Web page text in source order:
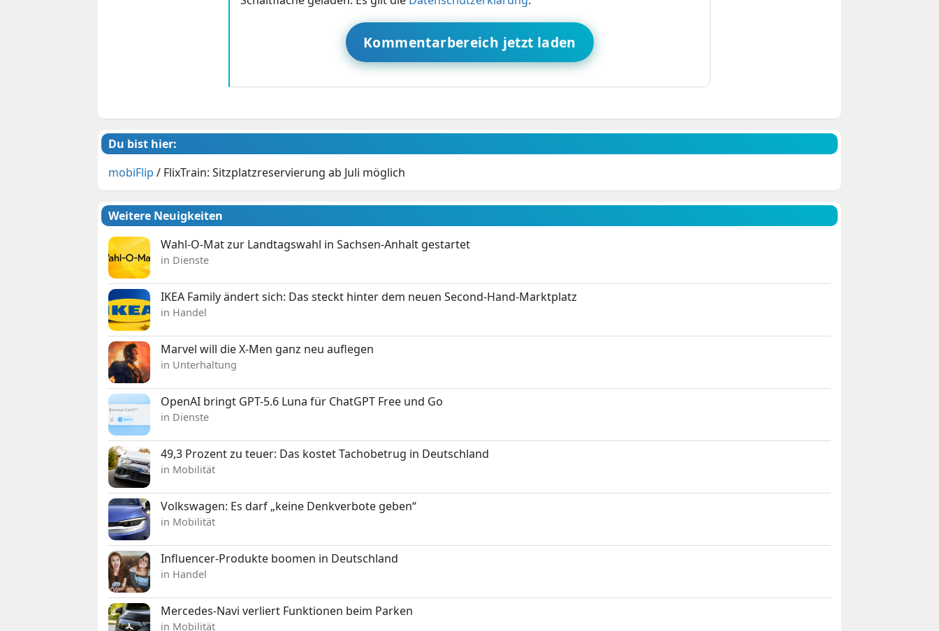
Kommentarbereich jetzt laden
Du bist hier:
mobiFlip / FlixTrain: Sitzplatzreservierung ab Juli möglich
Weitere Neuigkeiten
Wahl-O-Mat zur Landtagswahl in Sachsen-Anhalt gestartet
in Dienste
IKEA Family ändert sich: Das steckt hinter dem neuen Second-Hand-Marktplatz
in Handel
Marvel will die X-Men ganz neu auflegen
in Unterhaltung
OpenAI bringt GPT-5.6 Luna für ChatGPT Free und Go
in Dienste
49,3 Prozent zu teuer: Das kostet Tachobetrug in Deutschland
in Mobilität
Volkswagen: Es darf „keine Denkverbote geben“
in Mobilität
Influencer-Produkte boomen in Deutschland
in Handel
Mercedes-Navi verliert Funktionen beim Parken
in Mobilität